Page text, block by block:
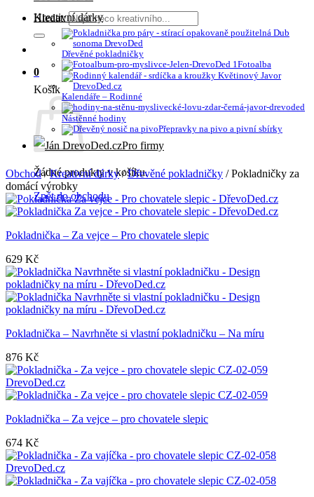
Hledat:
0
Košík
Žádné produkty v košíku.
Zpět do obchodu
Kreativní dárky
Dřevěné pokladničky
Fotoalba
Kalendáře – Rodinné
Nástěnné hodiny
Přepravky na pivo a pivní sbírky
Pro firmy
Obchod / Kreativní dárky / Dřevěné pokladničky /Pokladničky za
domácí výrobky
Pokladnička – Za vejce – Pro chovatele slepic
629 Kč
Pokladnička – Navrhněte si vlastní pokladničku – Na míru
876 Kč
Pokladnička – Za vejce – pro chovatele slepic
674 Kč